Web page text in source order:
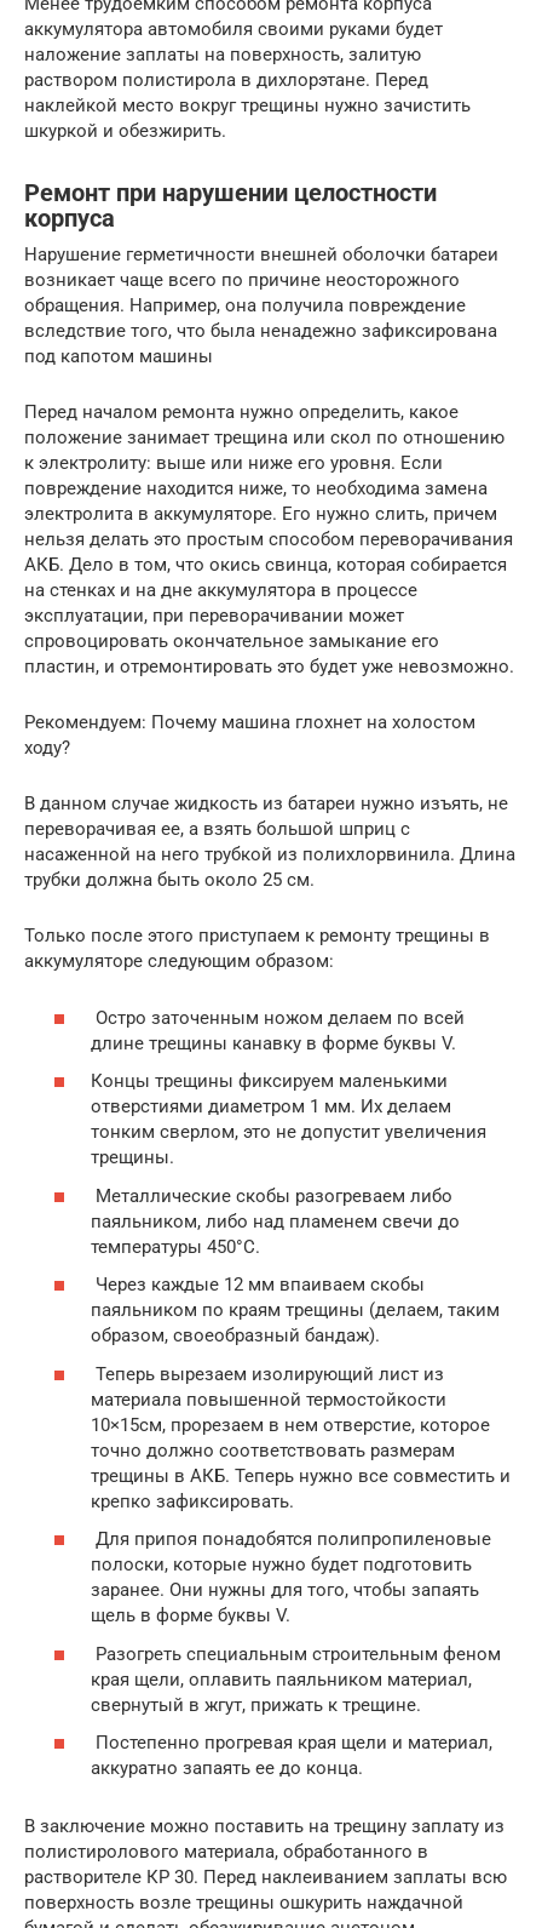
аккумулятора автомобиля своими руками будет
наложение заплаты на поверхность, залитую
раствором полистирола в дихлорэтане. Перед
наклейкой место вокруг трещины нужно зачистить
шкуркой и обезжирить.
Ремонт при нарушении целостности
корпуса
Нарушение герметичности внешней оболочки батареи
возникает чаще всего по причине неосторожного
обращения. Например, она получила повреждение
вследствие того, что была ненадежно зафиксирована
под капотом машины
Перед началом ремонта нужно определить, какое
положение занимает трещина или скол по отношению
к электролиту: выше или ниже его уровня. Если
повреждение находится ниже, то необходима замена
электролита в аккумуляторе. Его нужно слить, причем
нельзя делать это простым способом переворачивания
АКБ. Дело в том, что окись свинца, которая собирается
на стенках и на дне аккумулятора в процессе
эксплуатации, при переворачивании может
спровоцировать окончательное замыкание его
пластин, и отремонтировать это будет уже невозможно.
Рекомендуем: Почему машина глохнет на холостом
ходу?
В данном случае жидкость из батареи нужно изъять, не
переворачивая ее, а взять большой шприц с
насаженной на него трубкой из полихлорвинила. Длина
трубки должна быть около 25 см.
Только после этого приступаем к ремонту трещины в
аккумуляторе следующим образом:
Остро заточенным ножом делаем по всей
длине трещины канавку в форме буквы V.
Концы трещины фиксируем маленькими
отверстиями диаметром 1 мм. Их делаем
тонким сверлом, это не допустит увеличения
трещины.
Металлические скобы разогреваем либо
паяльником, либо над пламенем свечи до
температуры 450°С.
Через каждые 12 мм впаиваем скобы
паяльником по краям трещины (делаем, таким
образом, своеобразный бандаж).
Теперь вырезаем изолирующий лист из
материала повышенной термостойкости
10×15см, прорезаем в нем отверстие, которое
точно должно соответствовать размерам
трещины в АКБ. Теперь нужно все совместить и
крепко зафиксировать.
Для припоя понадобятся полипропиленовые
полоски, которые нужно будет подготовить
заранее. Они нужны для того, чтобы запаять
щель в форме буквы V.
Разогреть специальным строительным феном
края щели, оплавить паяльником материал,
свернутый в жгут, прижать к трещине.
Постепенно прогревая края щели и материал,
аккуратно запаять ее до конца.
В заключение можно поставить на трещину заплату из
полистиролового материала, обработанного в
растворителе КР 30. Перед наклеиванием заплаты всю
поверхность возле трещины ошкурить наждачной